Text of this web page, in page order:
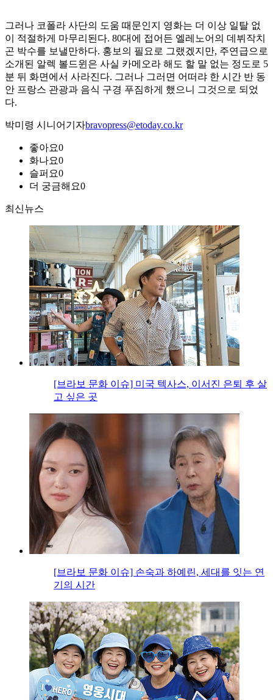
그러나 코폴라 사단의 도움 때문인지 영화는 더 이상 일탈 없
이 적절하게 마무리된다. 80대에 접어든 엘레노어의 데뷔작치
곤 박수를 보낼만하다. 홍보의 필요로 그랬겠지만, 주연급으로
소개된 알렉 볼드윈은 사실 카메오라 해도 할 말 없는 정도로 5
분 뒤 화면에서 사라진다. 그러나 그러면 어떠랴 한 시간 반 동
안 프랑스 관광과 음식 구경 푸짐하게 했으니 그것으로 되었
다.
박미령 시니어기자bravopress@etoday.co.kr
좋아요0
화나요0
슬퍼요0
더 궁금해요0
최신뉴스
[브라보 문화 이슈] 미국 텍사스, 이서진 은퇴 후 살
고 싶은 곳
[브라보 문화 이슈] 손숙과 하예린, 세대를 잇는 연
기의 시간